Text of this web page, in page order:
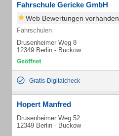
Fahrschule Gericke GmbH
Web Bewertungen vorhanden
Fahrschulen
Drusenheimer Weg 8
12349 Berlin - Buckow
Gratis-Digitalcheck
Hopert Manfred
Drusenheimer Weg 52
12349 Berlin - Buckow